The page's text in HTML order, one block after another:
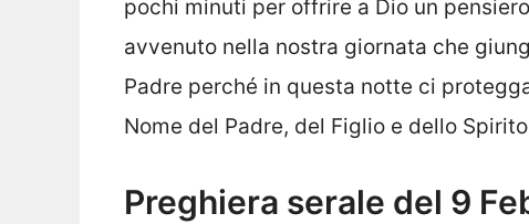
pochi minuti per offrire a Dio un
avvenuto nella nostra giornata che
Padre perché in questa notte ci
Nome del Padre, del Figlio e dello
Preghiera serale del 9